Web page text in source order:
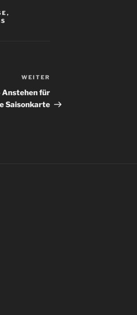
,
Beitrag
WEITER
Anstehen für
Saisonkarte